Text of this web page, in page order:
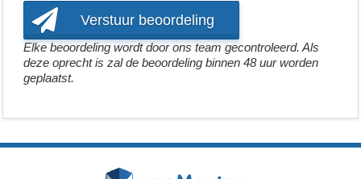
Verstuur beoordeling
Elke beoordeling wordt door ons team gecontroleerd. Als
deze oprecht is zal de beoordeling binnen 48 uur worden
geplaatst.